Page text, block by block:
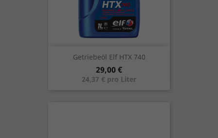
Getriebeöl Elf HTX 740
Preis
29,00 €
24,37 € pro Liter